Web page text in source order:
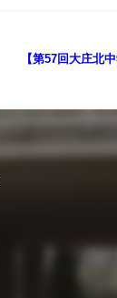
【第57回大庄北